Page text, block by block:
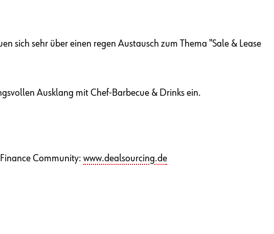
sich sehr über einen regen Austausch zum Thema "Sale & Lease
Ausklang mit Chef-Barbecue & Drinks ein.
Community: www.dealsourcing.de